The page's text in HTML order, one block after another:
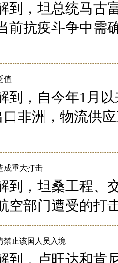
到，坦总统马古
前抗疫斗争中需
值
到，自今年1月
口非洲，物流供
成重大打击
到，坦桑工程、
空部门遭受的打
禁止该国人员入境
到，卢旺达和肯